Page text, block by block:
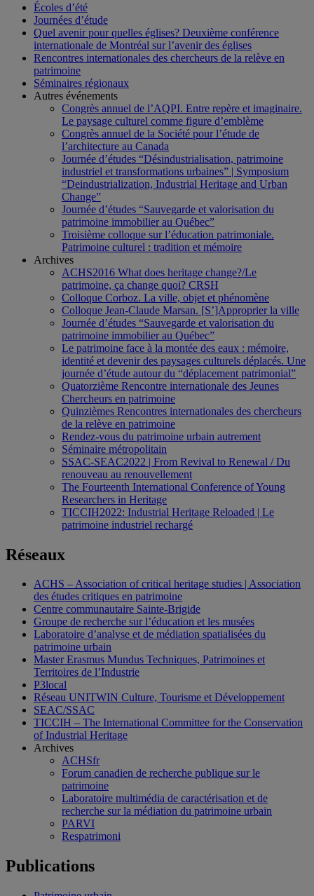
Écoles d’été
Journées d’étude
Quel avenir pour quelles églises? Deuxième conférence
internationale de Montréal sur l’avenir des églises
Rencontres internationales des chercheurs de la relève en
patrimoine
Séminaires régionaux
Autres événements
Congrès annuel de l’AQPI. Entre repère et imaginaire.
Le paysage culturel comme figure d’emblème
Congrès annuel de la Société pour l’étude de
l’architecture au Canada
Journée d’études “Désindustrialisation, patrimoine
industriel et transformations urbaines” | Symposium
“Deindustrialization, Industrial Heritage and Urban
Change”
Journée d’études “Sauvegarde et valorisation du
patrimoine immobilier au Québec”
Troisième colloque sur l’éducation patrimoniale.
Patrimoine culturel : tradition et mémoire
Archives
ACHS2016 What does heritage change?/Le
patrimoine, ça change quoi? CRSH
Colloque Corboz. La ville, objet et phénomène
Colloque Jean-Claude Marsan. [S’]Approprier la ville
Journée d’études “Sauvegarde et valorisation du
patrimoine immobilier au Québec”
Le patrimoine face à la montée des eaux : mémoire,
identité et devenir des paysages culturels déplacés. Une
journée d’étude autour du “déplacement patrimonial”
Quatorzième Rencontre internationale des Jeunes
Chercheurs en patrimoine
Quinzièmes Rencontres internationales des chercheurs
de la relève en patrimoine
Rendez-vous du patrimoine urbain autrement
Séminaire métropolitain
SSAC-SEAC2022 | From Revival to Renewal / Du
renouveau au renouvellement
The Fourteenth International Conference of Young
Researchers in Heritage
TICCIH2022: Industrial Heritage Reloaded | Le
patrimoine industriel rechargé
Réseaux
ACHS – Association of critical heritage studies | Association
des études critiques en patrimoine
Centre communautaire Sainte-Brigide
Groupe de recherche sur l’éducation et les musées
Laboratoire d’analyse et de médiation spatialisées du
patrimoine urbain
Master Erasmus Mundus Techniques, Patrimoines et
Territoires de l’Industrie
P3local
Réseau UNITWIN Culture, Tourisme et Développement
SEAC/SSAC
TICCIH – The International Committee for the Conservation
of Industrial Heritage
Archives
ACHSfr
Forum canadien de recherche publique sur le
patrimoine
Laboratoire multimédia de caractérisation et de
recherche sur la médiation du patrimoine urbain
PARVI
Respatrimoni
Publications